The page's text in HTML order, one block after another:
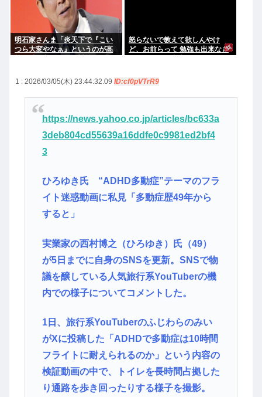
明石家さんま「炎天下で『こい
つら大変やなぁ』というのが高
怒らないで教えて欲しんやけ
ど、お前らって 勉強も出来なき
だったよね？
1 : 2026/03/05(木) 23:44:32.09 ID:cf0pVTrR9
https://news.yahoo.co.jp/articles/bc633a
3deb804cd55639a16ddfe0c9981ed2bf4
3
ひろゆき氏 “ADHD多動症”テーマのフラ
イト迷惑動画に私見「多動症歴49年から
すると」
実業家の西村博之（ひろゆき）氏（49）
が5日までに自身のSNSを更新。SNSで物
議を醸している人気旅行系YouTuberの機
内での様子についてコメントした。
1日、旅行系YouTuberのふじわらのみい
がXに投稿した「ADHDで多動症は10時間
フライトに耐えられるのか」という内容の
検証動画の中で、トイレを長時間占拠した
り通路を歩き回ったりする様子を撮影。